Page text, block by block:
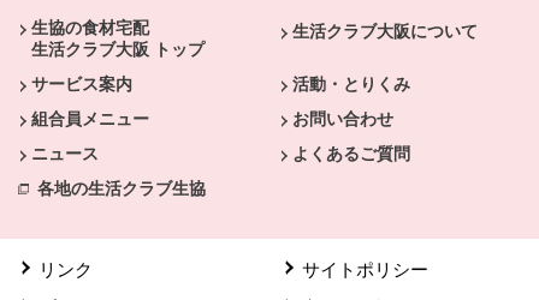
生協の食材宅配
生活クラブ大阪 トップ
生活クラブ大阪について
サービス案内
活動・とりくみ
組合員メニュー
お問い合わせ
ニュース
よくあるご質問
各地の生活クラブ生協
リンク
サイトポリシー